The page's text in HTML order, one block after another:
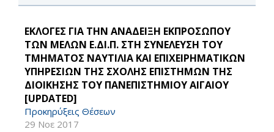
ΕΚΛΟΓΕΣ ΓΙΑ ΤΗΝ ΑΝΑΔΕΙΞΗ ΕΚΠΡΟΣΩΠΟΥ
ΤΩΝ ΜΕΛΩΝ Ε.ΔΙ.Π. ΣΤΗ ΣΥΝΕΛΕΥΣΗ ΤΟΥ
ΤΜΗΜΑΤΟΣ ΝΑΥΤΙΛΙΑ ΚΑΙ ΕΠΙΧΕΙΡΗΜΑΤΙΚΩΝ
ΥΠΗΡΕΣΙΩΝ ΤΗΣ ΣΧΟΛΗΣ ΕΠΙΣΤΗΜΩΝ ΤΗΣ
ΔΙΟΙΚΗΣΗΣ ΤΟΥ ΠΑΝΕΠΙΣΤΗΜΙΟΥ ΑΙΓΑΙΟΥ
[UPDATED]
Προκηρύξεις Θέσεων
29 Νοε 2017